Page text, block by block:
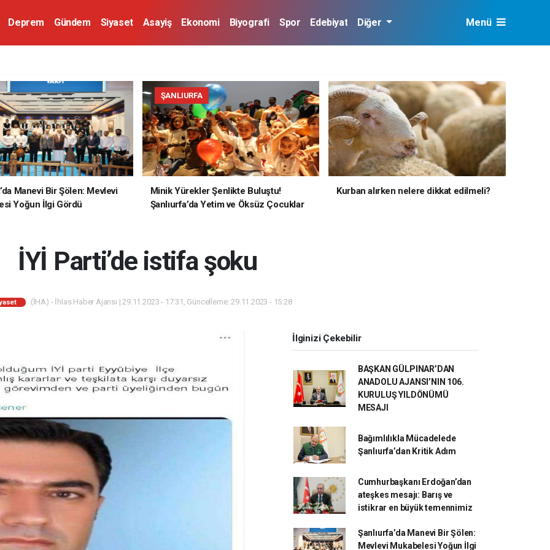
Deprem Gündem Siyaset Asayiş Ekonomi Biyografi Spor Edebiyat Diğer Menü
Manevi Bir Şölen: Mevlevi
Yoğun İlgi Gördü
ŞANLIURFA
Minik Yürekler Şenlikte Buluştu!
Şanlıurfa’da Yetim ve Öksüz Çocuklar
Kurban alırken nelere dikkat edilmeli?
İYİ Parti’de istifa şoku
(İHA) - İhlas Haber Ajansı | 29.11.2023 - 17:31, Güncelleme: 29.11.2023 - 15:28
İlginizi Çekebilir
BAŞKAN GÜLPINAR’DAN
ANADOLU AJANSI’NIN 106.
KURULUŞ YILDÖNÜMÜ
MESAJI
Bağımlılıkla Mücadelede
Şanlıurfa’dan Kritik Adım
Cumhurbaşkanı Erdoğan’dan
ateşkes mesajı: Barış ve
istikrar en büyük temennimiz
Şanlıurfa’da Manevi Bir Şölen:
Mevlevi Mukabelesi Yoğun İlgi